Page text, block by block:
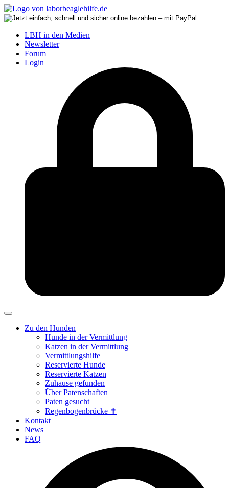
LBH in den Medien
Newsletter
Forum
Login
Zu den Hunden
Hunde in der Vermittlung
Katzen in der Vermittlung
Vermittlungshilfe
Reservierte Hunde
Reservierte Katzen
Zuhause gefunden
Über Patenschaften
Paten gesucht
Regenbogenbrücke ✝
Kontakt
News
FAQ